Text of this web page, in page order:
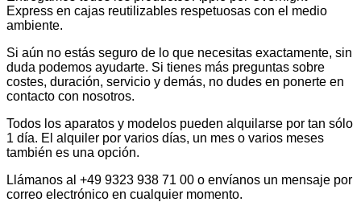
Express en cajas reutilizables respetuosas con el medio
ambiente.
Si aún no estás seguro de lo que necesitas exactamente, sin
duda podemos ayudarte. Si tienes más preguntas sobre
costes, duración, servicio y demás, no dudes en ponerte en
contacto con nosotros.
Todos los aparatos y modelos pueden alquilarse por tan sólo
1 día. El alquiler por varios días, un mes o varios meses
también es una opción.
Llámanos al +49 9323 938 71 00 o envíanos un mensaje por
correo electrónico en cualquier momento.